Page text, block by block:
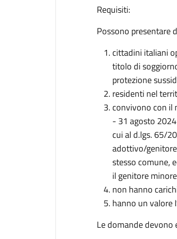
Requisiti:
Possono presentare
cittadini italiani
titolo di
protezione
residenti nel
convivono con il
- 31 agosto
cui al d.lgs. 65/
adottivo/
stesso comune,
il genitore
non hanno
hanno un valore
Le domande devono